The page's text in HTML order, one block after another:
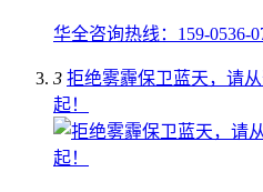
华全咨询热线：159-0536-
3 拒绝雾霾保卫蓝天，请
起！